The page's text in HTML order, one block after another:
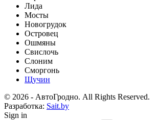
Лида
Мосты
Новогрудок
Островец
Ошмяны
Свислочь
Слоним
Сморгонь
Щучин
© 2026 - АвтоГродно. All Rights Reserved.
Разработка: Sait.by
Sign in